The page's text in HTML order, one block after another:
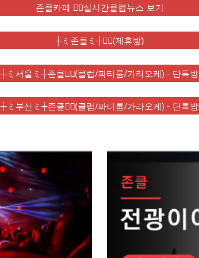
존클카페 ❤️‍🔥실시간클럽뉴스 보기
┼ミ존클ミ┼❤️‍🔥(제휴방)
┼ミ서울ミ┼존클❤️‍🔥(클럽/파티룸/가라오케) - 단톡방
┼ミ부산ミ┼존클❤️‍🔥(클럽/파티룸/가라오케) - 단톡방